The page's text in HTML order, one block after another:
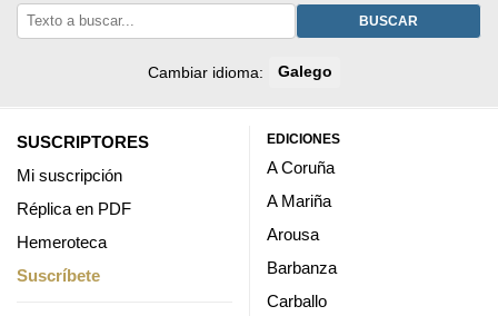
BUSCAR
Cambiar idioma: Galego
SUSCRIPTORES
Mi suscripción
Réplica en PDF
Hemeroteca
Suscríbete
EDICIONES
A Coruña
A Mariña
Arousa
Barbanza
Carballo